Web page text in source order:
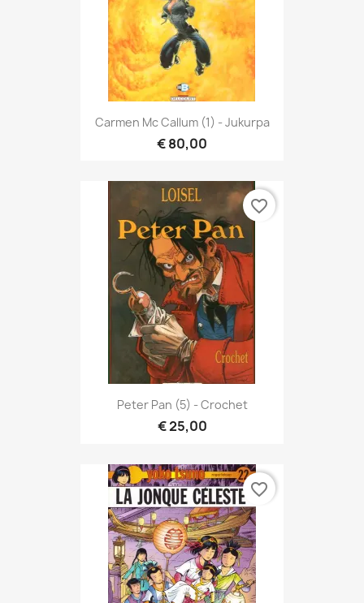
Carmen Mc Callum (1) - Jukurpa
€ 80,00
Peter Pan (5) - Crochet
€ 25,00
favorite_border
favorite_border